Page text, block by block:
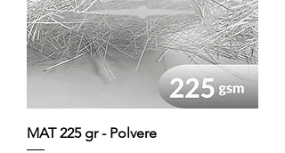
MAT 225 gr - Polvere